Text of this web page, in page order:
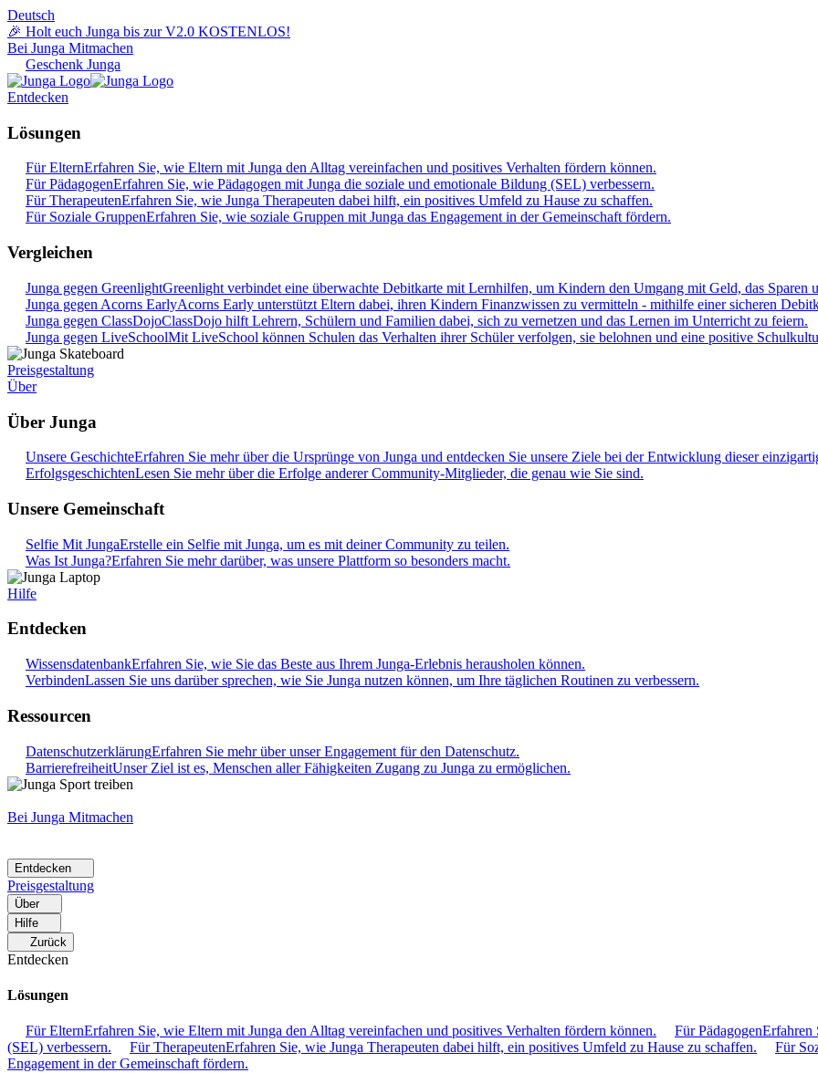
Deutsch
🎉 Holt euch Junga bis zur V2.0 KOSTENLOS!
Bei Junga Mitmachen
Geschenk Junga
Entdecken
Lösungen
Für ElternErfahren Sie, wie Eltern mit Junga den Alltag vereinfachen und positives Verhalten fördern können.
Für PädagogenErfahren Sie, wie Pädagogen mit Junga die soziale und emotionale Bildung (SEL) verbessern.
Für TherapeutenErfahren Sie, wie Junga Therapeuten dabei hilft, ein positives Umfeld zu Hause zu schaffen.
Für Soziale GruppenErfahren Sie, wie soziale Gruppen mit Junga das Engagement in der Gemeinschaft fördern.
Vergleichen
Junga gegen GreenlightGreenlight verbindet eine überwachte Debitkarte mit Lernhilfen, um Kindern den Umgang mit Geld, das Sparen
Junga gegen Acorns EarlyAcorns Early unterstützt Eltern dabei, ihren Kindern Finanzwissen zu vermitteln - mithilfe einer sicheren
Junga gegen ClassDojoClassDojo hilft Lehrern, Schülern und Familien dabei, sich zu vernetzen und das Lernen im Unterricht zu feiern.
Junga gegen LiveSchoolMit LiveSchool können Schulen das Verhalten ihrer Schüler verfolgen, sie belohnen und eine positive
Preisgestaltung
Über
Über Junga
Unsere GeschichteErfahren Sie mehr über die Ursprünge von Junga und entdecken Sie unsere Ziele bei der Entwicklung dieser
ErfolgsgeschichtenLesen Sie mehr über die Erfolge anderer Community-Mitglieder, die genau wie Sie sind.
Unsere Gemeinschaft
Selfie Mit JungaErstelle ein Selfie mit Junga, um es mit deiner Community zu teilen.
Was Ist Junga?Erfahren Sie mehr darüber, was unsere Plattform so besonders macht.
Hilfe
Entdecken
WissensdatenbankErfahren Sie, wie Sie das Beste aus Ihrem Junga-Erlebnis herausholen können.
VerbindenLassen Sie uns darüber sprechen, wie Sie Junga nutzen können, um Ihre täglichen Routinen zu verbessern.
Ressourcen
DatenschutzerklärungErfahren Sie mehr über unser Engagement für den Datenschutz.
BarrierefreiheitUnser Ziel ist es, Menschen aller Fähigkeiten Zugang zu Junga zu ermöglichen.
Bei Junga Mitmachen
Entdecken
Preisgestaltung
Über
Hilfe
Zurück
Entdecken
Lösungen
Für ElternErfahren Sie, wie Eltern mit Junga den Alltag vereinfachen und positives Verhalten fördern können. Für PädagogenErfahren
(SEL) verbessern.
Für TherapeutenErfahren Sie, wie Junga Therapeuten dabei hilft, ein positives Umfeld zu Hause zu schaffen. Für
Engagement in der Gemeinschaft fördern.